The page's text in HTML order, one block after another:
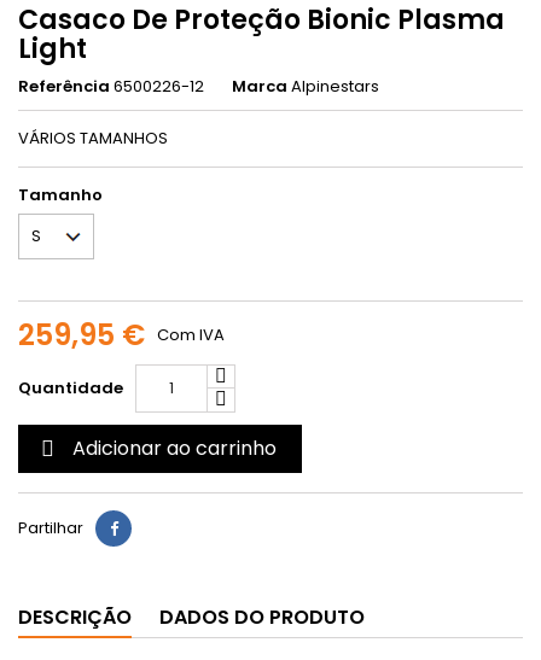
Casaco De Proteção Bionic Plasma
Light
Referência 6500226-12 Marca Alpinestars
VÁRIOS TAMANHOS
Tamanho
259,95 € Com IVA
Quantidade
 Adicionar ao carrinho
Partilhar
DESCRIÇÃO DADOS DO PRODUTO